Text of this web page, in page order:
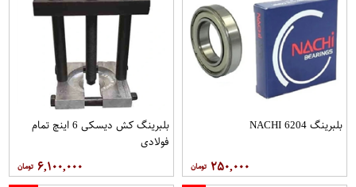
بلبرینگ 6204 NACHI
۲۵۰,۰۰۰
بلبرینگ کش دیسکی 6 اینچ تمام
فولادی
۶,۱۰۰,۰۰۰